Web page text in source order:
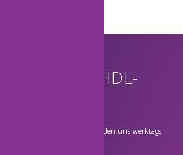
Sie sich für HDL-
aus und wir melden uns werktags